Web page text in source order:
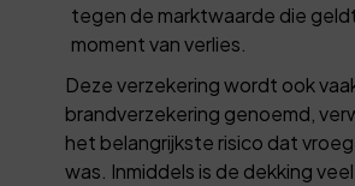
tegen de marktwaarde die
moment van verlies.
Deze verzekering wordt ook
brandverzekering genoemd,
het belangrijkste risico dat
was. Inmiddels is de dekking